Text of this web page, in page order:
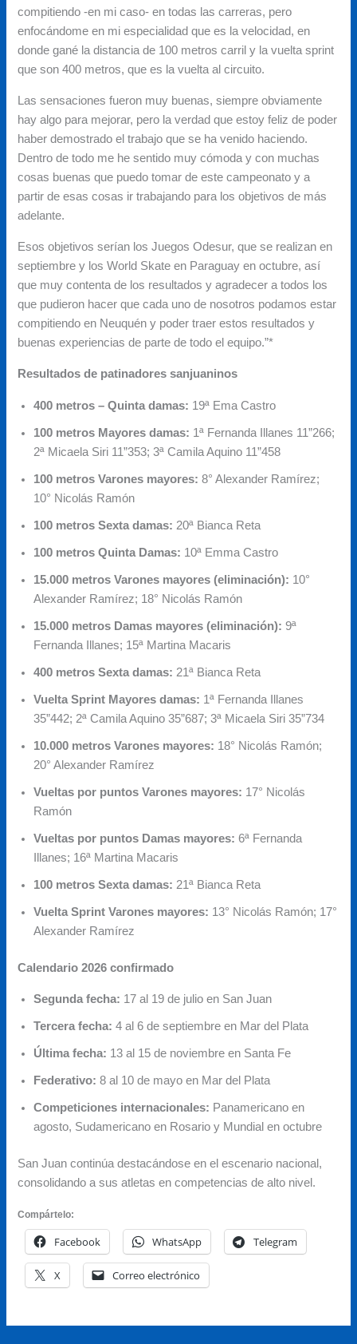
compitiendo -en mi caso- en todas las carreras, pero
enfocándome en mi especialidad que es la velocidad, en
donde gané la distancia de 100 metros carril y la vuelta sprint
que son 400 metros, que es la vuelta al circuito.
Las sensaciones fueron muy buenas, siempre obviamente
hay algo para mejorar, pero la verdad que estoy feliz de poder
haber demostrado el trabajo que se ha venido haciendo.
Dentro de todo me he sentido muy cómoda y con muchas
cosas buenas que puedo tomar de este campeonato y a
partir de esas cosas ir trabajando para los objetivos de más
adelante.
Esos objetivos serían los Juegos Odesur, que se realizan en
septiembre y los World Skate en Paraguay en octubre, así
que muy contenta de los resultados y agradecer a todos los
que pudieron hacer que cada uno de nosotros podamos estar
compitiendo en Neuquén y poder traer estos resultados y
buenas experiencias de parte de todo el equipo.”*
Resultados de patinadores sanjuaninos
400 metros – Quinta damas: 19ª Ema Castro
100 metros Mayores damas: 1ª Fernanda Illanes 11”266;
2ª Micaela Siri 11”353; 3ª Camila Aquino 11”458
100 metros Varones mayores: 8° Alexander Ramírez;
10° Nicolás Ramón
100 metros Sexta damas: 20ª Bianca Reta
100 metros Quinta Damas: 10ª Emma Castro
15.000 metros Varones mayores (eliminación): 10°
Alexander Ramírez; 18° Nicolás Ramón
15.000 metros Damas mayores (eliminación): 9ª
Fernanda Illanes; 15ª Martina Macaris
400 metros Sexta damas: 21ª Bianca Reta
Vuelta Sprint Mayores damas: 1ª Fernanda Illanes
35”442; 2ª Camila Aquino 35”687; 3ª Micaela Siri 35”734
10.000 metros Varones mayores: 18° Nicolás Ramón;
20° Alexander Ramírez
Vueltas por puntos Varones mayores: 17° Nicolás
Ramón
Vueltas por puntos Damas mayores: 6ª Fernanda
Illanes; 16ª Martina Macaris
100 metros Sexta damas: 21ª Bianca Reta
Vuelta Sprint Varones mayores: 13° Nicolás Ramón; 17°
Alexander Ramírez
Calendario 2026 confirmado
Segunda fecha: 17 al 19 de julio en San Juan
Tercera fecha: 4 al 6 de septiembre en Mar del Plata
Última fecha: 13 al 15 de noviembre en Santa Fe
Federativo: 8 al 10 de mayo en Mar del Plata
Competiciones internacionales: Panamericano en
agosto, Sudamericano en Rosario y Mundial en octubre
San Juan continúa destacándose en el escenario nacional,
consolidando a sus atletas en competencias de alto nivel.
Compártelo:
Facebook WhatsApp Telegram
X Correo electrónico